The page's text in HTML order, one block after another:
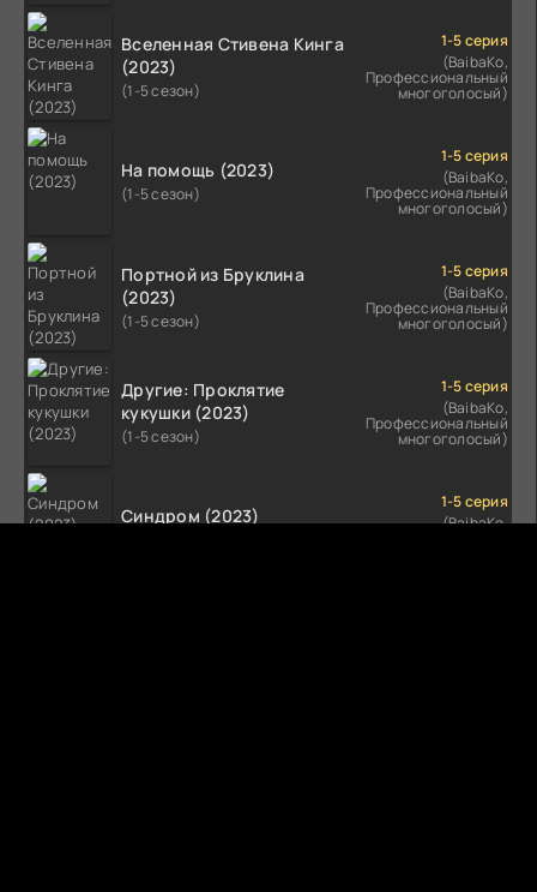
Вселенная Стивена Кинга
(2023)
(1-5 сезон)
1-5 серия
(BaibaKo,
Профессиональный
многоголосый)
На помощь (2023)
(1-5 сезон)
1-5 серия
(BaibaKo,
Профессиональный
многоголосый)
Портной из Бруклина
(2023)
(1-5 сезон)
1-5 серия
(BaibaKo,
Профессиональный
многоголосый)
Другие: Проклятие
кукушки (2023)
(1-5 сезон)
1-5 серия
(BaibaKo,
Профессиональный
многоголосый)
Синдром (2023)
1-5 серия
(BaibaKo,